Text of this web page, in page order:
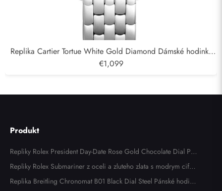
Replika Cartier Tortue White Gold Diamond Dámské hodinky
WA501011
€1,099
Produkt
Repliky Rolex President Day-Date Rose Gold Chocolate Dial Pa
nske hodinek 118135
Repliky Rolex Submariner z oceli a zluteho zlata s modrym cifer
nikem a lunetou panskych hodinek 116613
Replika Breitling Chronomat B01 Black Dial Steel Pánské hodink